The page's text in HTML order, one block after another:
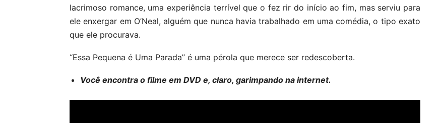
lacrimoso romance, uma experiência terrível que o fez rir do início ao fim, mas serviu para
ele enxergar em O’Neal, alguém que nunca havia trabalhado em uma comédia, o tipo exato
que ele procurava.
“Essa Pequena é Uma Parada” é uma pérola que merece ser redescoberta.
Você encontra o filme em DVD e, claro, garimpando na internet.